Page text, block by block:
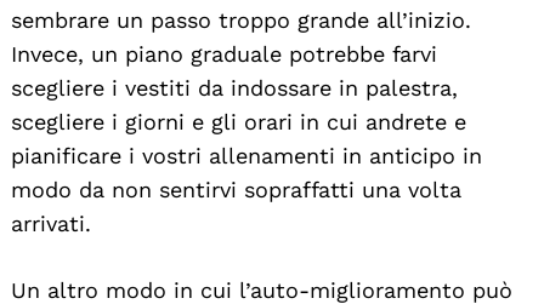
sembrare un passo troppo grande all’inizio.
Invece, un piano graduale potrebbe farvi
scegliere i vestiti da indossare in palestra,
scegliere i giorni e gli orari in cui andrete e
pianificare i vostri allenamenti in anticipo in
modo da non sentirvi sopraffatti una volta
arrivati.
Un altro modo in cui l’auto-miglioramento può